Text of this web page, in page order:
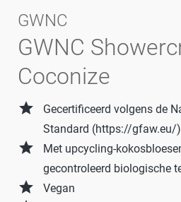
GWNC
GWNC
Coconize
grade
Gecertificeerd volgens de
Standard (https://gfaw.eu/)
grade
Met upcycling-
gecontroleerd biologische
grade Vegan